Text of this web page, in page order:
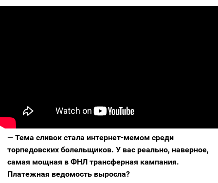
— Тема сливок стала интернет-мемом среди
торпедовских болельщиков. У вас реально, наверное,
самая мощная в ФНЛ трансферная кампания.
Платежная ведомость выросла?